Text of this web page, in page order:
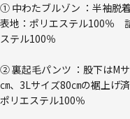
① 中わたブルゾン ：半袖脱
表地：ポリエステル100％
ステル100％
② 裏起毛パンツ ：股下はM
㎝、3Lサイズ80㎝の裾上げ
ポリエステル100％